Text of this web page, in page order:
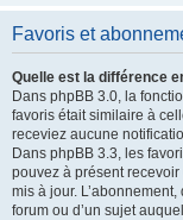
Favoris et
Quelle est la différence
Dans phpBB 3.0, la
favoris était similaire à
receviez aucune
Dans phpBB 3.3, les
pouvez à présent
mis à jour.
forum ou d’un sujet